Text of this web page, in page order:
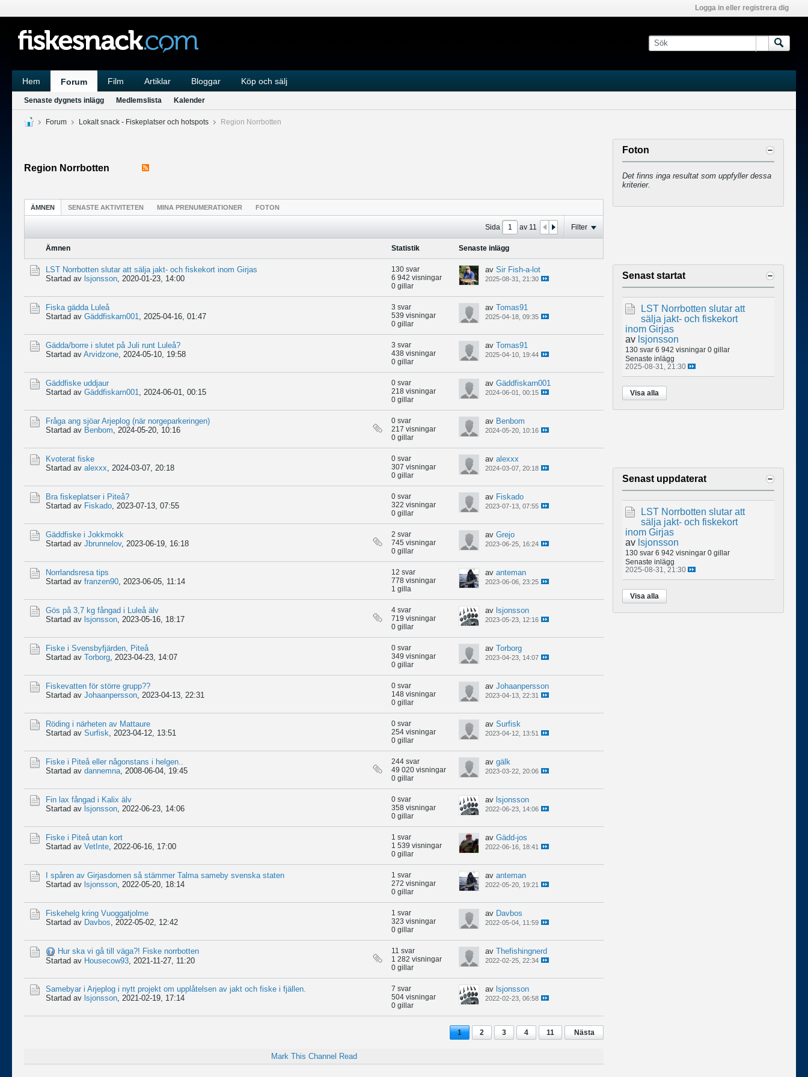
Logga in eller registrera dig
Hem Forum Film Artiklar Bloggar Köp och sälj
Senaste dygnets inlägg Medlemslista Kalender
Forum Lokalt snack - Fiskeplatser och hotspots Region Norrbotten
Region Norrbotten
ÄMNEN SENASTE AKTIVITETEN MINA PRENUMERATIONER FOTON
Sida av 11 Filter
Ämnen Statistik Senaste inlägg
LST Norrbotten slutar att sälja jakt- och fiskekort inom Girjas
Startad av lsjonsson, 2020-01-23, 14:00
130 svar
6 942 visningar
0 gillar
av Sir Fish-a-lot
2025-08-31, 21:30
Fiska gädda Luleå
Startad av Gäddfiskarn001, 2025-04-16, 01:47
3 svar
539 visningar
0 gillar
av Tomas91
2025-04-18, 09:35
Gädda/borre i slutet på Juli runt Luleå?
Startad av Arvidzone, 2024-05-10, 19:58
3 svar
438 visningar
0 gillar
av Tomas91
2025-04-10, 19:44
Gäddfiske uddjaur
Startad av Gäddfiskarn001, 2024-06-01, 00:15
0 svar
218 visningar
0 gillar
av Gäddfiskarn001
2024-06-01, 00:15
Fråga ang sjöar Arjeplog (när norgeparkeringen)
Startad av Benbom, 2024-05-20, 10:16
0 svar
217 visningar
0 gillar
av Benbom
2024-05-20, 10:16
Kvoterat fiske
Startad av alexxx, 2024-03-07, 20:18
0 svar
307 visningar
0 gillar
av alexxx
2024-03-07, 20:18
Bra fiskeplatser i Piteå?
Startad av Fiskado, 2023-07-13, 07:55
0 svar
322 visningar
0 gillar
av Fiskado
2023-07-13, 07:55
Gäddfiske i Jokkmokk
Startad av Jbrunnelov, 2023-06-19, 16:18
2 svar
745 visningar
0 gillar
av Grejo
2023-06-25, 16:24
Norrlandsresa tips
Startad av franzen90, 2023-06-05, 11:14
12 svar
778 visningar
1 gilla
av anteman
2023-06-06, 23:25
Gös på 3,7 kg fångad i Luleå älv
Startad av lsjonsson, 2023-05-16, 18:17
4 svar
719 visningar
0 gillar
av lsjonsson
2023-05-23, 12:16
Fiske i Svensbyfjärden, Piteå
Startad av Torborg, 2023-04-23, 14:07
0 svar
349 visningar
0 gillar
av Torborg
2023-04-23, 14:07
Fiskevatten för större grupp??
Startad av Johaanpersson, 2023-04-13, 22:31
0 svar
148 visningar
0 gillar
av Johaanpersson
2023-04-13, 22:31
Röding i närheten av Mattaure
Startad av Surfisk, 2023-04-12, 13:51
0 svar
254 visningar
0 gillar
av Surfisk
2023-04-12, 13:51
Fiske i Piteå eller någonstans i helgen..
Startad av dannemna, 2008-06-04, 19:45
244 svar
49 020 visningar
0 gillar
av gälk
2023-03-22, 20:06
Fin lax fångad i Kalix älv
Startad av lsjonsson, 2022-06-23, 14:06
0 svar
358 visningar
0 gillar
av lsjonsson
2022-06-23, 14:06
Fiske i Piteå utan kort
Startad av VetInte, 2022-06-16, 17:00
1 svar
1 539 visningar
0 gillar
av Gädd-jos
2022-06-16, 18:41
I spåren av Girjasdomen så stämmer Talma sameby svenska staten
Startad av lsjonsson, 2022-05-20, 18:14
1 svar
272 visningar
0 gillar
av anteman
2022-05-20, 19:21
Fiskehelg kring Vuoggatjolme
Startad av Davbos, 2022-05-02, 12:42
1 svar
323 visningar
0 gillar
av Davbos
2022-05-04, 11:59
Hur ska vi gå till väga?! Fiske norrbotten
Startad av Housecow93, 2021-11-27, 11:20
11 svar
1 282 visningar
0 gillar
av Thefishingnerd
2022-02-25, 22:34
Samebyar i Arjeplog i nytt projekt om upplåtelsen av jakt och fiske i fjällen.
Startad av lsjonsson, 2021-02-19, 17:14
7 svar
504 visningar
0 gillar
av lsjonsson
2022-02-23, 06:58
1 2 3 4 11 Nästa
Mark This Channel Read
Foton
Det finns inga resultat som uppfyller dessa
kriterier.
Senast startat
LST Norrbotten slutar att
sälja jakt- och fiskekort
inom Girjas
av lsjonsson
130 svar 6 942 visningar 0 gillar
Senaste inlägg
2025-08-31, 21:30
Visa alla
Senast uppdaterat
LST Norrbotten slutar att
sälja jakt- och fiskekort
inom Girjas
av lsjonsson
130 svar 6 942 visningar 0 gillar
Senaste inlägg
2025-08-31, 21:30
Visa alla